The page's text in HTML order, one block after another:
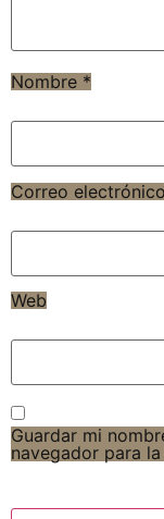
Nombre *
Correo electrónico
Web
Guardar mi
navegador para